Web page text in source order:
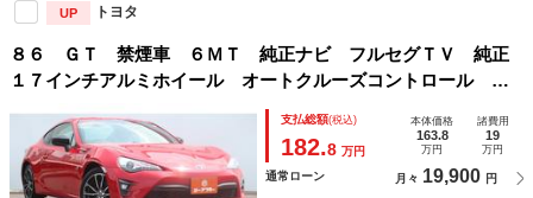
UP トヨタ
８６ ＧＴ 禁煙車 ６ＭＴ 純正ナビ フルセグＴＶ 純正
１７インチアルミホイール オートクルーズコントロール Ｌ
ＥＤヘッドライト ＥＴＣ 電動格納ミラー Ｂｌｕｅｔｏｏ
ｔｈ接続
支払総額(税込)
182.8 万円
本体価格
163.8
万円
諸費用
19
万円
通常ローン 月々 19,900 円